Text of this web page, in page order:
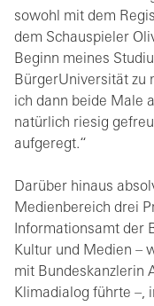
sowohl mit dem
dem Schauspieler
Beginn meines
BürgerUniversität zu
ich dann beide Male
natürlich riesig
aufgeregt.“
Darüber hinaus
Medienbereich drei
Informationsamt der
Kultur und Medien –
mit Bundeskanzlerin
Klimadialog führte –,